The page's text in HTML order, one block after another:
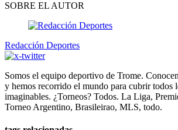
SOBRE EL AUTOR
Redacción Deportes
Somos el equipo deportivo de Trome.
y hemos recorrido el mundo para cubrir todos
imaginables. ¿Torneos? Todos. La Liga,
Torneo Argentino, Brasileirao, MLS, todo.